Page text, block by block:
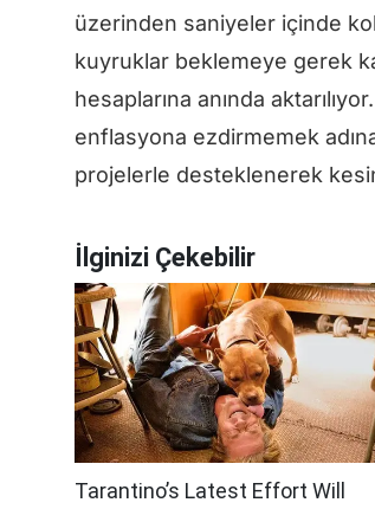
üzerinden saniyeler içinde
kuyruklar beklemeye gerek
hesaplarına anında
enflasyona ezdirmemek
projelerle desteklenerek